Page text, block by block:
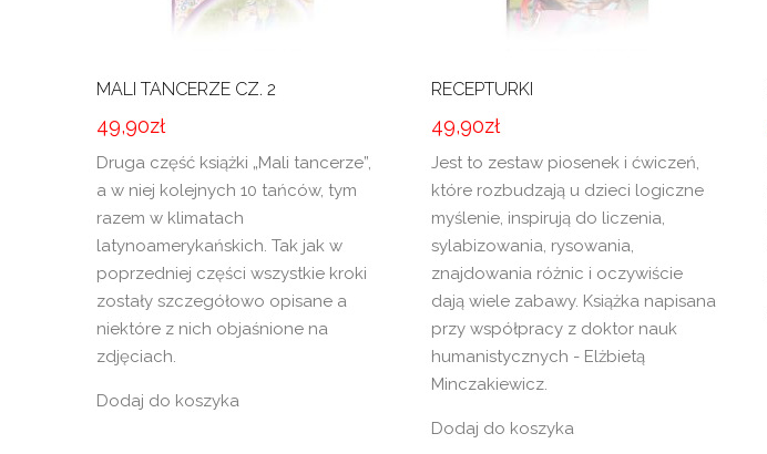
MALI TANCERZE CZ. 2
49,90zł
Druga część książki „Mali tancerze”,
a w niej kolejnych 10 tańców, tym
razem w klimatach
latynoamerykańskich. Tak jak w
poprzedniej części wszystkie kroki
zostały szczegółowo opisane a
niektóre z nich objaśnione na
zdjęciach.
Dodaj do koszyka
RECEPTURKI
49,90zł
Jest to zestaw piosenek i ćwiczeń,
które rozbudzają u dzieci logiczne
myślenie, inspirują do liczenia,
sylabizowania, rysowania,
znajdowania różnic i oczywiście
dają wiele zabawy. Książka napisana
przy współpracy z doktor nauk
humanistycznych - Elżbietą
Minczakiewicz.
Dodaj do koszyka